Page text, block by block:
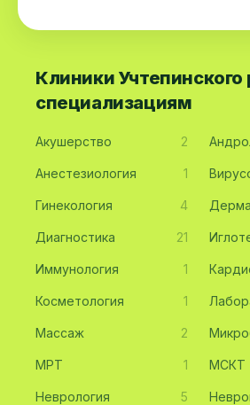
Клиники Учтепинского
специализациям
Акушерство 2
Анестезиология 1
Гинекология 4
Диагностика 21
Иммунология 1
Косметология 1
Массаж 2
МРТ 1 МСКТ
Неврология 5